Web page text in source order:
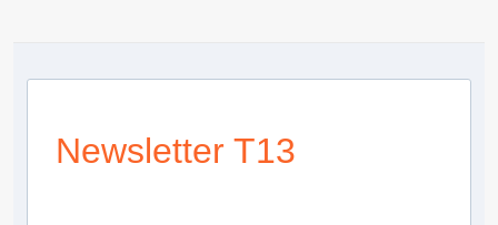
Newsletter T13